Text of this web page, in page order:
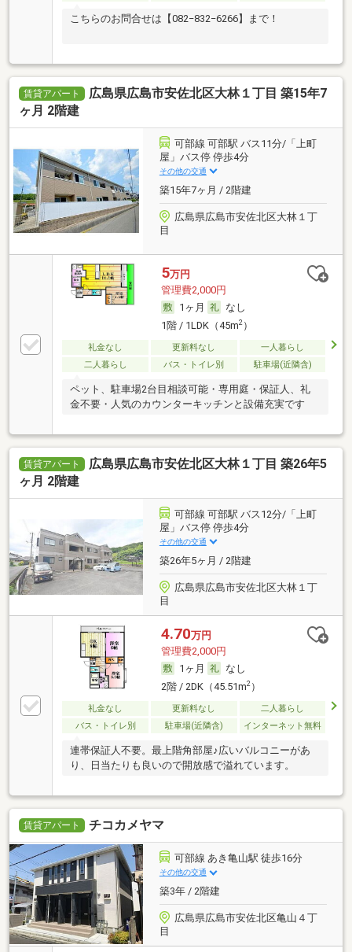
こちらのお問合せは【082−832−6266】まで！
賃貸アパート
広島県広島市安佐北区大林１丁目 築15年7
ヶ月 2階建
可部線 可部駅 バス11分/「上町
屋」バス停 停歩4分
その他の交通
築15年7ヶ月 / 2階建
広島県広島市安佐北区大林１丁
目
5万円
管理費2,000円
1ヶ月
なし
1階 / 1LDK（45m2）
礼金なし 更新料なし
一人暮らし
二人暮らし
バス・トイレ別 駐車場(近隣含)
ペット、駐車場2台目相談可能・専用庭・保証人、礼
金不要・人気のカウンターキッチンと設備充実です
賃貸アパート
広島県広島市安佐北区大林１丁目 築26年5
ヶ月 2階建
可部線 可部駅 バス12分/「上町
屋」バス停 停歩4分
その他の交通
築26年5ヶ月 / 2階建
広島県広島市安佐北区大林１丁
目
4.70万円
管理費2,000円
1ヶ月
なし
2階 / 2DK（45.51m2）
礼金なし 更新料なし
二人暮らし
バス・トイレ別
駐車場(近隣含) インターネット無料
連帯保証人不要。最上階角部屋♪広いバルコニーがあ
り、日当たりも良いので開放感で溢れています。
賃貸アパート チコカメヤマ
可部線 あき亀山駅 徒歩16分
その他の交通
築3年 / 2階建
広島県広島市安佐北区亀山４丁
目